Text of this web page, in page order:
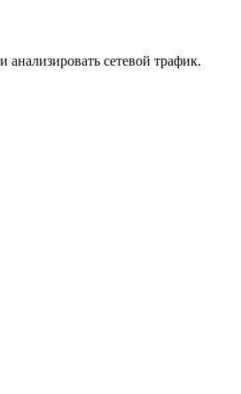
сетевой трафик.